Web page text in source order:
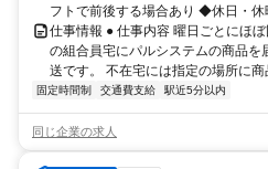
フトで前後する場合あり ◆休日・休
仕事情報 ● 仕事内容 曜日ごとにほ
の組合員宅にパルシステムの商品を
送です。 不在宅には指定の場所に
固定時間制 交通費支給 駅近5分以内
同じ企業の求人